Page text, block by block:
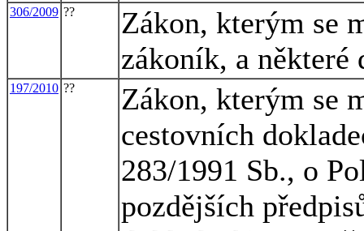
306/2009 ??
Zákon, kterým se
zákoník, a některé
197/2010 ??
Zákon, kterým se
cestovních
283/1991 Sb., o
pozdějších